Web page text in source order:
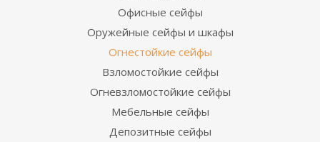
Офисные сейфы
Оружейные сейфы и шкафы
Огнестойкие сейфы
Взломостойкие сейфы
Огневзломостойкие сейфы
Мебельные сейфы
Депозитные сейфы